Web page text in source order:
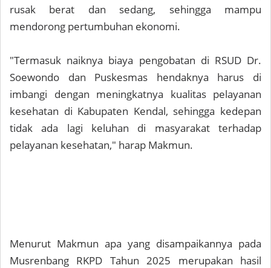
rusak berat dan sedang, sehingga mampu
mendorong pertumbuhan ekonomi.
"Termasuk naiknya biaya pengobatan di RSUD Dr.
Soewondo dan Puskesmas hendaknya harus di
imbangi dengan meningkatnya kualitas pelayanan
kesehatan di Kabupaten Kendal, sehingga kedepan
tidak ada lagi keluhan di masyarakat terhadap
pelayanan kesehatan," harap Makmun.
Menurut Makmun apa yang disampaikannya pada
Musrenbang RKPD Tahun 2025 merupakan hasil